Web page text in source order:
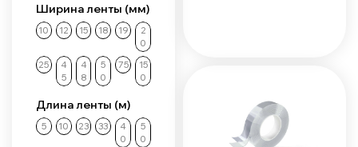
Ширина ленты (мм)
10 12 15 18 19
2
0
25
4
5
4
8
5
0
75
15
0
Длина ленты (м)
5 10 23 33
4
0
5
0